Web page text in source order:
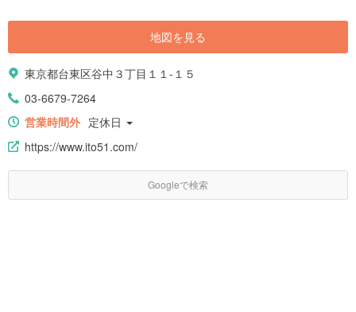
地図を見る
東京都台東区谷中３丁目１１-１５
03-6679-7264
営業時間外 定休日
https://www.ito51.com/
Googleで検索